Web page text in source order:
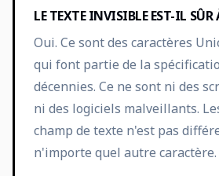
LE TEXTE INVISIBLE EST-IL SÛR
Oui. Ce sont des caractères
qui font partie de la
décennies. Ce ne sont ni des
ni des logiciels malveillants.
champ de texte n'est pas
n'importe quel autre caractère.